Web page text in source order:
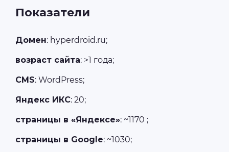
Показатели
Домен: hyperdroid.ru;
возраст сайта: >1 года;
CMS: WordPress;
Яндекс ИКС: 20;
страницы в «Яндексе»: ~1170 ;
страницы в Google: ~1030;